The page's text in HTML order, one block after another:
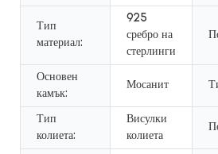
Тип
материал:
925
сребро на
стерлинги
Основен
камък:
Мосанит
Тип
колиета:
Висулки
колиета